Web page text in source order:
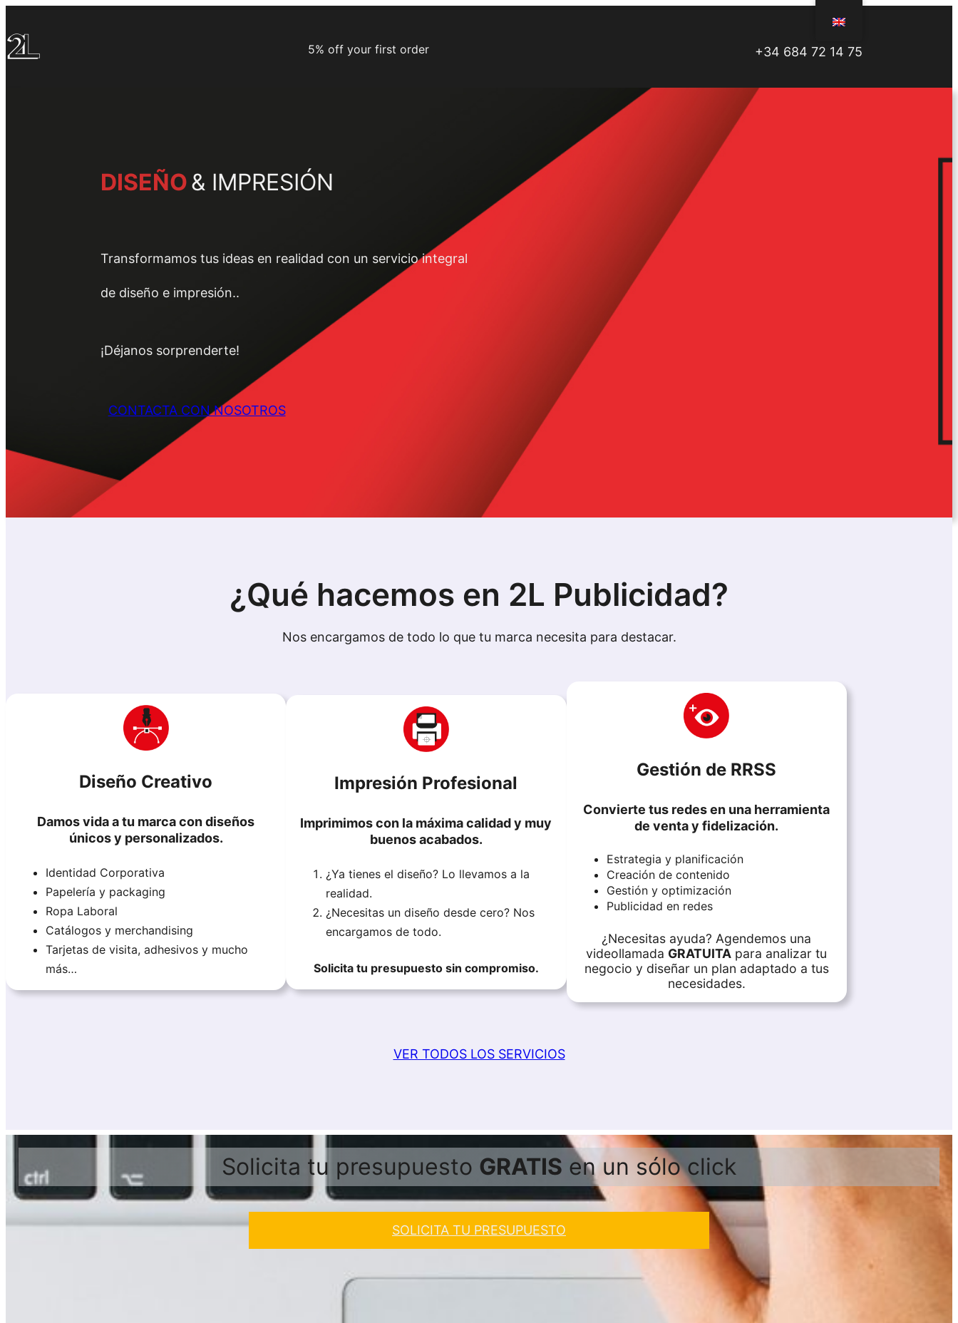
to
content
5% off your first order +34 684 72 14 75
DISEÑO& IMPRESIÓN
Transformamos tus ideas en realidad con un servicio integral
de diseño e impresión..
¡Déjanos sorprenderte!
CONTACTA CON NOSOTROS
¿Qué hacemos en 2L Publicidad?
Nos encargamos de todo lo que tu marca necesita para destacar.
Diseño Creativo
Damos vida a tu marca con diseños
únicos y personalizados.
Identidad Corporativa
Papelería y packaging
Ropa Laboral
Catálogos y merchandising
Tarjetas de visita, adhesivos y mucho
más…
Impresión Profesional
Imprimimos con la máxima calidad y muy
buenos acabados.
¿Ya tienes el diseño? Lo llevamos a la
realidad.
¿Necesitas un diseño desde cero? Nos
encargamos de todo.
Solicita tu presupuesto sin compromiso.
Gestión de RRSS
Convierte tus redes en una herramienta
de venta y fidelización.
Estrategia y planificación
Creación de contenido
Gestión y optimización
Publicidad en redes
¿Necesitas ayuda? Agendemos una
videollamada GRATUITA para analizar tu
negocio y diseñar un plan adaptado a tus
necesidades.
VER TODOS LOS SERVICIOS
Solicita tu presupuesto GRATIS en un sólo click
SOLICITA TU PRESUPUESTO